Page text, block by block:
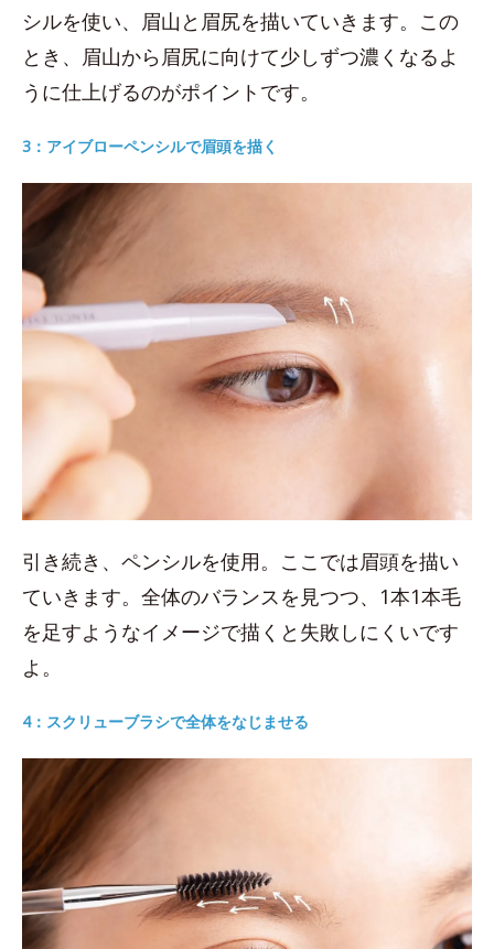
シルを使い、眉山と眉尻を描いていきます。この
とき、眉山から眉尻に向けて少しずつ濃くなるよ
うに仕上げるのがポイントです。
3：アイブローペンシルで眉頭を描く
引き続き、ペンシルを使用。ここでは眉頭を描い
ていきます。全体のバランスを見つつ、1本1本毛
を足すようなイメージで描くと失敗しにくいです
よ。
4：スクリューブラシで全体をなじませる